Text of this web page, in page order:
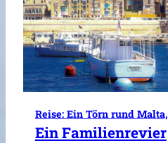
Reise: Ein Törn rund
Ein Familienrevier